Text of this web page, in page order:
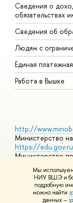
Мы
НИУ ВШЭ и
подробную
можно найти
данных –
Сведения о
обязательствах
Сведения об
Людям с
Единая
Работа в Вышке
http://
Министерство
https://
Министерство
https://
Массовые